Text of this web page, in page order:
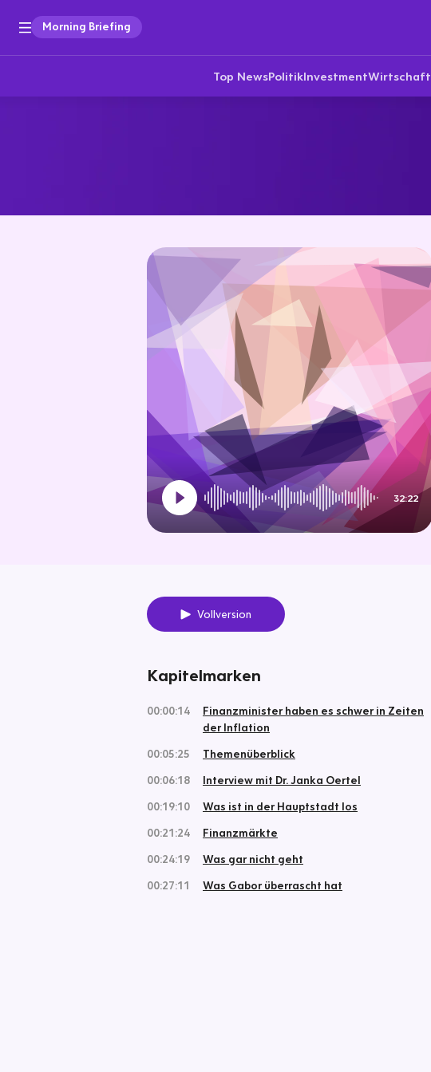
Morning Briefing
Top NewsPolitikInvestmentWirtschaft
32:22
Vollversion
Kapitelmarken
00:00:14
Finanzminister haben es schwer in Zeiten
der Inflation
00:05:25
Themenüberblick
00:06:18
Interview mit Dr. Janka Oertel
00:19:10
Was ist in der Hauptstadt los
00:21:24
Finanzmärkte
00:24:19
Was gar nicht geht
00:27:11
Was Gabor überrascht hat